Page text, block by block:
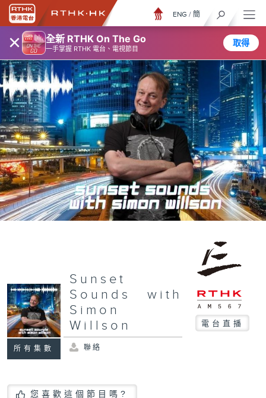
× 全新 RTHK On The Go
一手掌握 RTHK 電台、電視節目
取得
ENG / 簡
所有集數
Sunset
Sounds with
Simon
Willson
電台直播
聯絡
您喜歡這個節目嗎?